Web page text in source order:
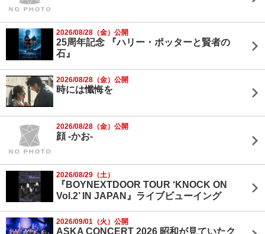
2026/08/28（金）公開
25周年記念 『ハリー・ポッターと賢者の
石』
2026/08/28（金）公開
時には懺悔を
2026/08/28（金）公開
顔 -かお-
2026/08/29（土）
『BOYNEXTDOOR TOUR ‘KNOCK ON
Vol.2’ IN JAPAN』ライブビューイング
2026/09/01（火）公開
ASKA CONCERT 2026 昭和が見ていたク